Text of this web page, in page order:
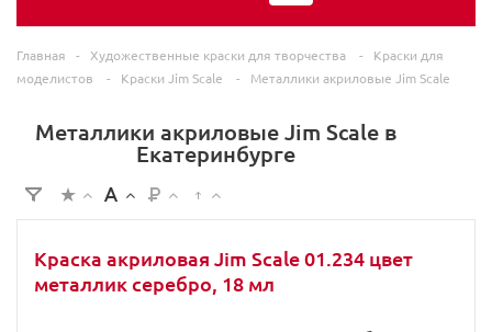
Главная - Художественные краски для творчества -
Краски для
моделистов
- Краски Jim Scale - Металлики акриловые Jim Scale
Металлики акриловые Jim Scale в
Екатеринбурге
Краска акриловая Jim Scale 01.234 цвет
металлик cеребро, 18 мл